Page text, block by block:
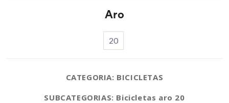
Aro
20
CATEGORIA: BICICLETAS
SUBCATEGORIAS: Bicicletas aro 20